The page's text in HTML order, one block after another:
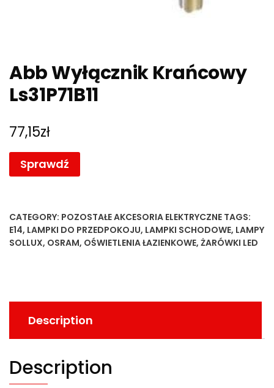
Abb Wyłącznik Krańcowy
Ls31P71B11
77,15zł
Sprawdź
CATEGORY: POZOSTAŁE AKCESORIA ELEKTRYCZNE TAGS:
E14, LAMPKI DO PRZEDPOKOJU, LAMPKI SCHODOWE, LAMPY
SOLLUX, OSRAM, OŚWIETLENIA ŁAZIENKOWE, ŻARÓWKI LED
Description
Description